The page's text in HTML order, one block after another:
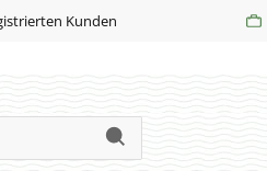
Kunden